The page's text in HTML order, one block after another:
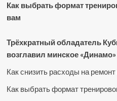
Как выбрать формат
вам
Трёхкратный обладатель
возглавил минское «Динамо»
Как снизить расходы на
Как выбрать формат